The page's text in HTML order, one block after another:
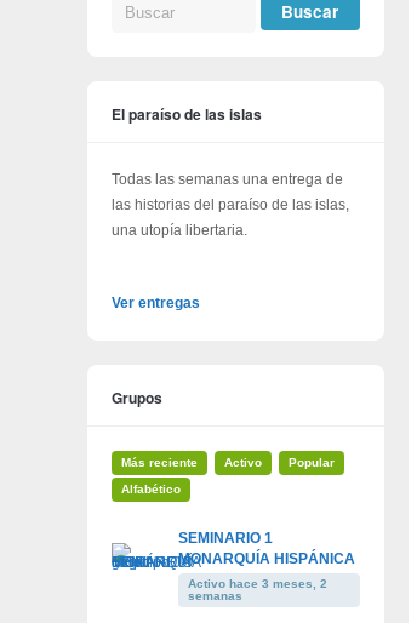
El paraíso de las islas
Todas las semanas una entrega de
las historias del paraíso de las islas,
una utopía libertaria.
Ver entregas
Grupos
Más reciente Activo
Popular
Alfabético
SEMINARIO 1
MONARQUÍA HISPÁNICA
Activo hace 3 meses, 2
semanas